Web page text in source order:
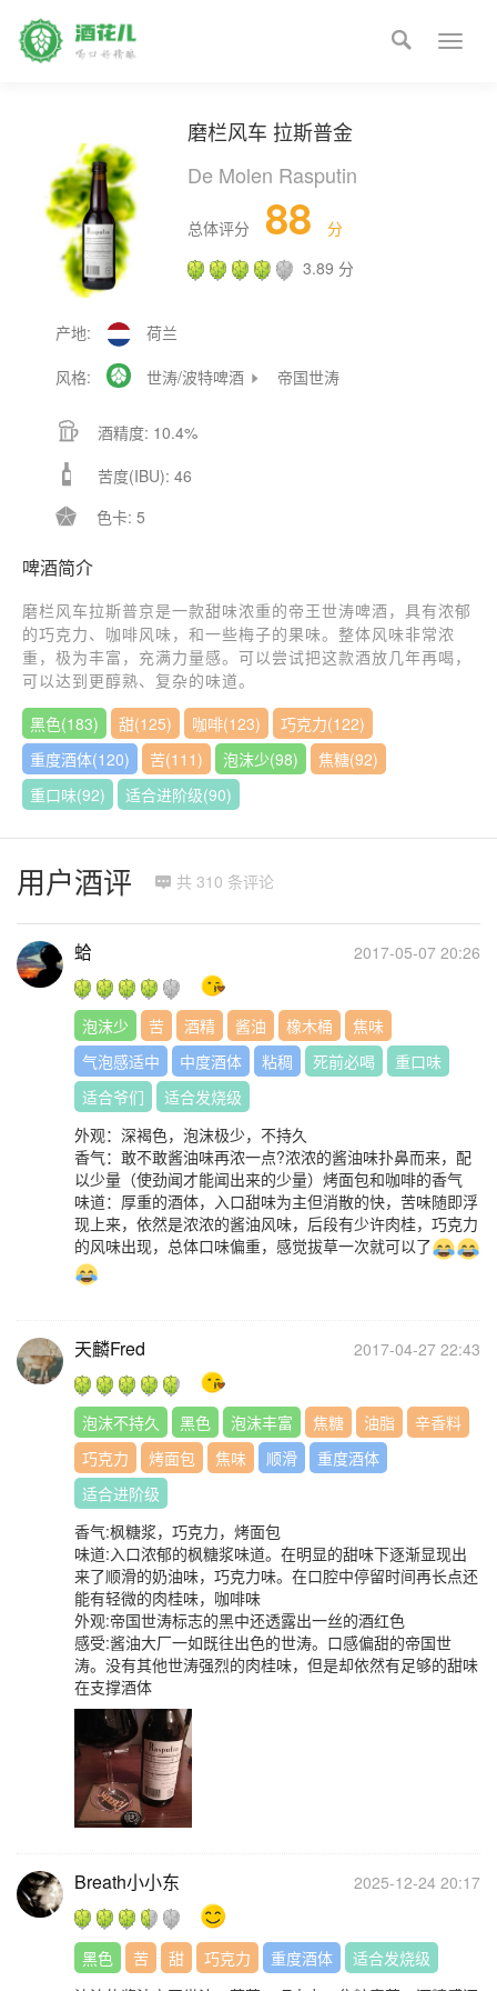
Toggle

磨栏风车 拉斯普金
De Molen Rasputin
总体评分 88
分
3.89 分
产地: 荷兰
风格:  世涛/波特啤酒  帝国世涛
 酒精度: 10.4%
 苦度(IBU): 46
 色卡: 5
啤酒简介
磨栏风车拉斯普京是一款甜味浓重的帝王世涛啤酒，具有浓郁
的巧克力、咖啡风味，和一些梅子的果味。整体风味非常浓
重，极为丰富，充满力量感。可以尝试把这款酒放几年再喝，
可以达到更醇熟、复杂的味道。
黑色(183)
甜(125) 咖啡(123)
巧克力(122)
重度酒体(120)
苦(111) 泡沫少(98)
焦糖(92)
重口味(92)
适合进阶级(90)
用户酒评  共 310 条评论
蛤 2017-05-07 20:26
泡沫少 苦 酒精 酱油 橡木桶
焦味
气泡感适中
中度酒体 粘稠 死前必喝
重口味
适合爷们
适合发烧级
外观：深褐色，泡沫极少，不持久
香气：敢不敢酱油味再浓一点?浓浓的酱油味扑鼻而来，配
以少量（使劲闻才能闻出来的少量）烤面包和咖啡的香气
味道：厚重的酒体，入口甜味为主但消散的快，苦味随即浮
现上来，依然是浓浓的酱油风味，后段有少许肉桂，巧克力
的风味出现，总体口味偏重，感觉拔草一次就可以了
天麟Fred 2017-04-27 22:43
泡沫不持久 黑色 泡沫丰富 焦糖 油脂
辛香料
巧克力
烤面包 焦味 顺滑
重度酒体
适合进阶级
香气:枫糖浆，巧克力，烤面包
味道:入口浓郁的枫糖浆味道。在明显的甜味下逐渐显现出
来了顺滑的奶油味，巧克力味。在口腔中停留时间再长点还
能有轻微的肉桂味，咖啡味
外观:帝国世涛标志的黑中还透露出一丝的酒红色
感受:酱油大厂一如既往出色的世涛。口感偏甜的帝国世
涛。没有其他世涛强烈的肉桂味，但是却依然有足够的甜味
在支撑酒体
Breath小小东 2025-12-24 20:17
黑色 苦 甜 巧克力 重度酒体
适合发烧级